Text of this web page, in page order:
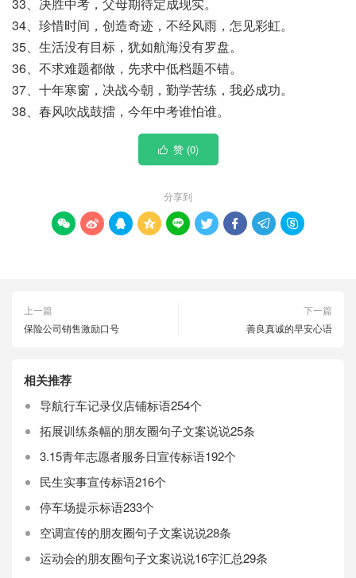
34、珍惜时间，创造奇迹，不经风雨，怎见彩虹。
35、生活没有目标，犹如航海没有罗盘。
36、不求难题都做，先求中低档题不错。
37、十年寒窗，决战今朝，勤学苦练，我必成功。
38、春风吹战鼓擂，今年中考谁怕谁。
 赞 (0)
分享到
        
上一篇
保险公司销售激励口号
下一篇
善良真诚的早安心语
相关推荐
导航行车记录仪店铺标语254个
拓展训练条幅的朋友圈句子文案说说25条
3.15青年志愿者服务日宣传标语192个
民生实事宣传标语216个
停车场提示标语233个
空调宣传的朋友圈句子文案说说28条
运动会的朋友圈句子文案说说16字汇总29条